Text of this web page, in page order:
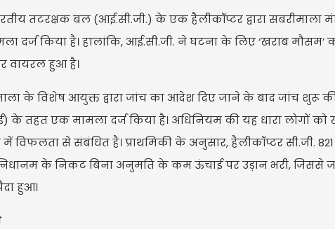
तटरक्षक बल (आई.सी.जी.) के एक हैलीकॉप्टर द्वारा
दर्ज किया है। हालांकि, आई.सी.जी. ने घटना के लिए ‘खराब मौसम’
वायरल हुआ है।
के विशेष आयुक्त द्वारा जांच का आदेश दिए जाने के बाद जांच शुरू
के तहत एक मामला दर्ज किया है। अधिनियम की यह धारा लोगों
से संबंधित है। प्राथमिकी के अनुसार, हैलीकॉप्टर सी.जी. 821
के निकट बिना अनुमति के कम ऊंचाई पर उड़ान भरी, जिससे
हुआ।